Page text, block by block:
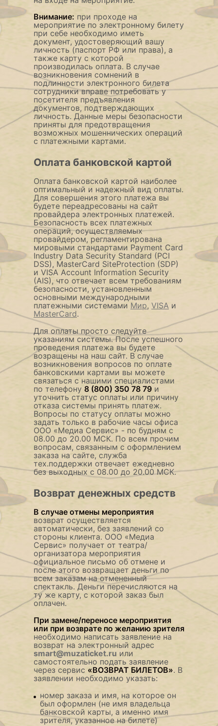
Внимание: при проходе на
мероприятие по электронному билету
при себе необходимо иметь
документ, удостоверяющий вашу
личность (паспорт РФ или права), а
также карту с которой
производилась оплата. В случае
возникновения сомнений в
подлинности электронного билета
сотрудники вправе потребовать у
посетителя предъявления
документов, подтверждающих
личность. Данные меры безопасности
приняты для предотвращения
возможных мошеннических операций
с платежными картами.
Оплата банковской картой
Оплата банковской картой наиболее
оптимальный и надежный вид оплаты.
Для совершения этого платежа вы
будете переадресованы на сайт
провайдера электронных платежей.
Безопасность всех платежных
операций, осуществляемых
провайдером, регламентирована
мировыми стандартами Payment Card
Industry Data Security Standard (PCI
DSS), MasterCard SiteProtection (SDP)
и VISA Account Information Security
(AIS), что отвечает всем требованиям
безопасности, установленным
основными международными
платежными системами Мир, VISA и
MasterCard.
Для оплаты просто следуйте
указаниям системы. После успешного
проведения платежа вы будете
возращены на наш сайт. В случае
возникновения вопросов по оплате
банковскими картами вы можете
связаться с нашими специалистами
по телефону 8 (800) 350 78 79 и
уточнить статус оплаты или причину
отказа системы принять платеж.
Вопросы по статусу оплаты можно
задать только в рабочие часы офиса
ООО «Медиа Сервис» - по будням с
08.00 до 20.00 МСК. По всем прочим
вопросам, связанным с оформлением
заказа на сайте, служба
тех.поддержки отвечает ежедневно
без выходных с 08.00 до 20.00 МСК.
Возврат денежных средств
В случае отмены мероприятия
возврат осуществляется
автоматически, без заявлений со
стороны клиента. ООО «Медиа
Сервис» получает от театра/
организатора мероприятия
официальное письмо об отмене и
после этого возвращает деньги по
всем заказам на отмененный
спектакль. Деньги перечисляются на
ту же карту, с которой заказ был
оплачен.
При замене/переносе мероприятия
или при возврате по желанию зрителя
необходимо написать заявление на
возврат на электронный адрес
smart@muzaticket.ru или
самостоятельно подать заявление
через сервис «ВОЗВРАТ БИЛЕТОВ». В
заявлении необходимо указать:
номер заказа и имя, на которое он
был оформлен (не имя владельца
банковской карты, а именно имя
зрителя, указанное на билете)